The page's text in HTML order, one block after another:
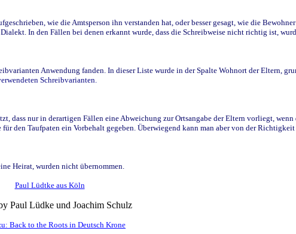
wie die Amtsperson ihn verstanden hat, oder besser gesagt, wie die
In den Fällen bei denen erkannt wurde, dass die Schreibweise nicht richtig ist,
Anwendung fanden. In dieser Liste wurde in der Spalte Wohnort der Eltern,
Schreibvarianten.
dass nur in derartigen Fällen eine Abweichung zur Ortsangabe der Eltern vorliegt,
den Taufpaten ein Vorbehalt gegeben. Überwiegend kann man aber von der Richtigkeit
Heirat, wurden nicht übernommen.
Paul Lüdtke aus Köln
Paul Lüdke und Joachim Schulz
Back to the Roots in Deutsch Krone